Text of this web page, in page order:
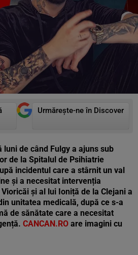
Urmărește-ne în Discover
de când Fulgy a ajuns sub
de la Spitalul de Psihiatrie
incidentul care a stârnit un val
și a necesitat intervenția
și al lui Ioniță de la Clejani a
unitatea medicală, după ce s-a
de sănătate care a necesitat
CANCAN.RO are imagini cu